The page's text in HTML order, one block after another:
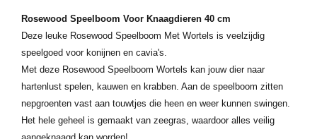
Rosewood Speelboom Voor Knaagdieren 40 cm
Deze leuke Rosewood Speelboom Met Wortels is veelzijdig
speelgoed voor konijnen en cavia's.
Met deze Rosewood Speelboom Wortels kan jouw dier naar
hartenlust spelen, kauwen en krabben. Aan de speelboom zitten
nepgroenten vast aan touwtjes die heen en weer kunnen swingen.
Het hele geheel is gemaakt van zeegras, waardoor alles veilig